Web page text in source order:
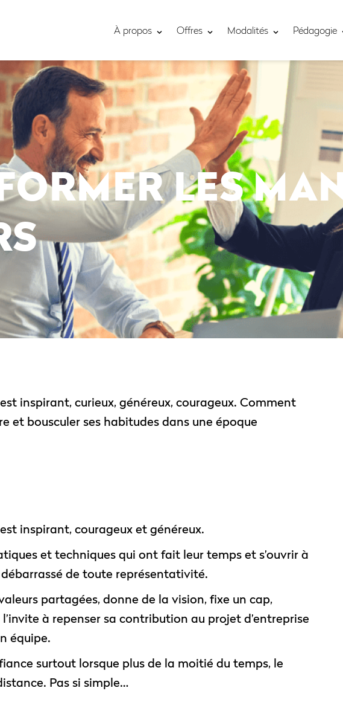
À propos Offres Modalités Pédagogie
LES
inspirant, curieux, généreux, courageux. Comment
et bousculer ses habitudes dans une époque
inspirant, courageux et généreux.
et techniques qui ont fait leur temps et s’ouvrir à
de toute représentativité.
partagées, donne de la vision, fixe un cap,
à repenser sa contribution au projet d’entreprise
équipe.
surtout lorsque plus de la moitié du temps, le
Pas si simple…